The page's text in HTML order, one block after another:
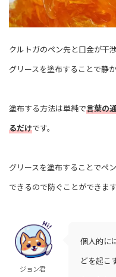
クルトガのペン先と口金が干
グリースを塗布することで静
塗布する方法は単純で言葉の
るだけです。
グリースを塗布することでペ
できるので防ぐことができます
ジョン君
個人的に
どを起こ